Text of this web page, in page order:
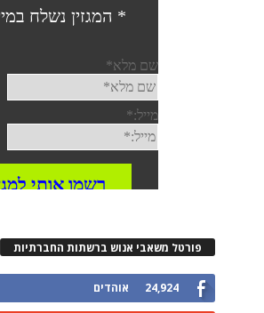
פורטל משאבי אנוש ברשתות החברתיות
24,924 אוהדים